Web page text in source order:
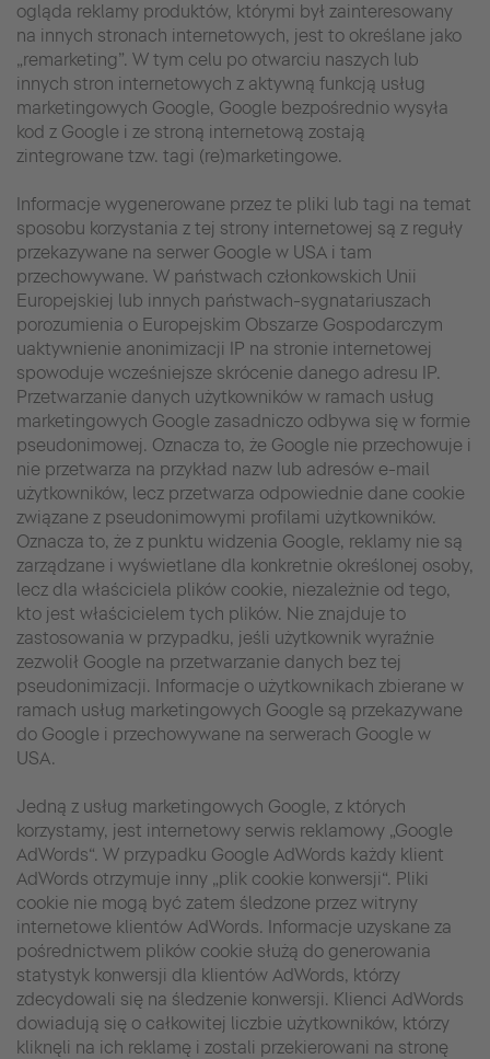
ogląda reklamy produktów, którymi był zainteresowany
na innych stronach internetowych, jest to określane jako
„remarketing”. W tym celu po otwarciu naszych lub
innych stron internetowych z aktywną funkcją usług
marketingowych Google, Google bezpośrednio wysyła
kod z Google i ze stroną internetową zostają
zintegrowane tzw. tagi (re)marketingowe.
Informacje wygenerowane przez te pliki lub tagi na temat
sposobu korzystania z tej strony internetowej są z reguły
przekazywane na serwer Google w USA i tam
przechowywane. W państwach członkowskich Unii
Europejskiej lub innych państwach-sygnatariuszach
porozumienia o Europejskim Obszarze Gospodarczym
uaktywnienie anonimizacji IP na stronie internetowej
spowoduje wcześniejsze skrócenie danego adresu IP.
Przetwarzanie danych użytkowników w ramach usług
marketingowych Google zasadniczo odbywa się w formie
pseudonimowej. Oznacza to, że Google nie przechowuje i
nie przetwarza na przykład nazw lub adresów e-mail
użytkowników, lecz przetwarza odpowiednie dane cookie
związane z pseudonimowymi profilami użytkowników.
Oznacza to, że z punktu widzenia Google, reklamy nie są
zarządzane i wyświetlane dla konkretnie określonej osoby,
lecz dla właściciela plików cookie, niezależnie od tego,
kto jest właścicielem tych plików. Nie znajduje to
zastosowania w przypadku, jeśli użytkownik wyraźnie
zezwolił Google na przetwarzanie danych bez tej
pseudonimizacji. Informacje o użytkownikach zbierane w
ramach usług marketingowych Google są przekazywane
do Google i przechowywane na serwerach Google w
USA.
Jedną z usług marketingowych Google, z których
korzystamy, jest internetowy serwis reklamowy „Google
AdWords“. W przypadku Google AdWords każdy klient
AdWords otrzymuje inny „plik cookie konwersji“. Pliki
cookie nie mogą być zatem śledzone przez witryny
internetowe klientów AdWords. Informacje uzyskane za
pośrednictwem plików cookie służą do generowania
statystyk konwersji dla klientów AdWords, którzy
zdecydowali się na śledzenie konwersji. Klienci AdWords
dowiadują się o całkowitej liczbie użytkowników, którzy
kliknęli na ich reklamę i zostali przekierowani na stronę